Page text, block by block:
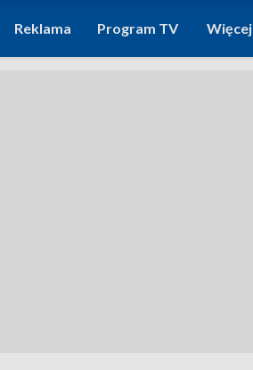
Reklama Program TV Więcej